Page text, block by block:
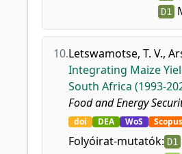
D1
10.Letswamotse, T. V.,
Integrating Maize
South Africa (1993-
Food and Energy
doi DEA WoS Scopus
Folyóirat-mutatók: D1